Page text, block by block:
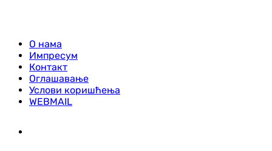
О нама
Импресум
Контакт
Оглашавање
Услови коришћења
WEBMAIL